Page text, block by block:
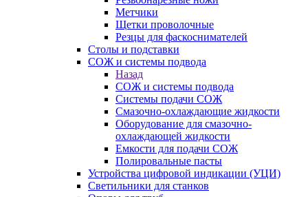
Метчики
Щетки проволочные
Резцы для фаскоснимателей
Столы и подставки
СОЖ и системы подвода
Назад
СОЖ и системы подвода
Системы подачи СОЖ
Смазочно-охлаждающие жидкости
Оборудование для смазочно-
охлаждающей жидкости
Емкости для подачи СОЖ
Полировальные пасты
Устройства цифровой индикации (УЦИ)
Светильники для станков